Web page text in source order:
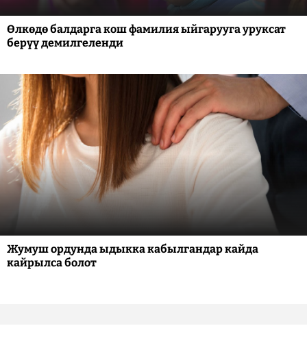
Өлкөдө балдарга кош фамилия ыйгарууга уруксат
берүү демилгеленди
Жумуш ордунда ыдыкка кабылгандар кайда
кайрылса болот